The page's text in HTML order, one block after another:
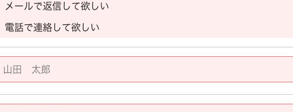
メールで返信して欲しい
電話で連絡して欲しい